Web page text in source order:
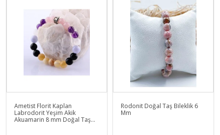
Ametist Florit Kaplan
Labrodorit Yeşim Akik
Akuamarin 8 mm Doğal Taş
Rodonit Doğal Taş Bileklik 6
Mm